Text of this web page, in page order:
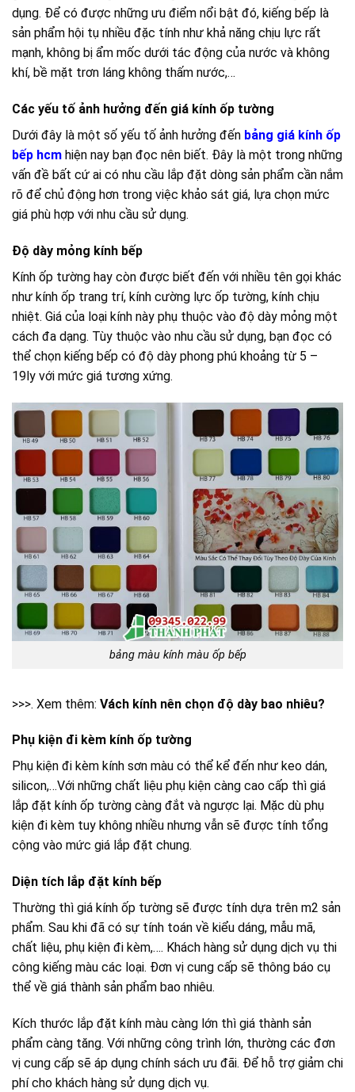
dụng. Để có được những ưu điểm nổi bật đó, kiếng bếp là
sản phẩm hội tụ nhiều đặc tính như khả năng chịu lực rất
mạnh, không bị ẩm mốc dưới tác động của nước và không
khí, bề mặt trơn láng không thấm nước,…
Các yếu tố ảnh hưởng đến giá kính ốp tường
Dưới đây là một số yếu tố ảnh hưởng đến bảng giá kính ốp
bếp hcm hiện nay bạn đọc nên biết. Đây là một trong những
vấn đề bất cứ ai có nhu cầu lắp đặt dòng sản phẩm cần nắm
rõ để chủ động hơn trong việc khảo sát giá, lựa chọn mức
giá phù hợp với nhu cầu sử dụng.
Độ dày mỏng kính bếp
Kính ốp tường hay còn được biết đến với nhiều tên gọi khác
như kính ốp trang trí, kính cường lực ốp tường, kính chịu
nhiệt. Giá của loại kính này phụ thuộc vào độ dày mỏng một
cách đa dạng. Tùy thuộc vào nhu cầu sử dụng, bạn đọc có
thể chọn kiếng bếp có độ dày phong phú khoảng từ 5 –
19ly với mức giá tương xứng.
bảng màu kính màu ốp bếp
>>>. Xem thêm: Vách kính nên chọn độ dày bao nhiêu?
Phụ kiện đi kèm kính ốp tường
Phụ kiện đi kèm kính sơn màu có thể kể đến như keo dán,
silicon,…Với những chất liệu phụ kiện càng cao cấp thì giá
lắp đặt kính ốp tường càng đắt và ngược lại. Mặc dù phụ
kiện đi kèm tuy không nhiều nhưng vẫn sẽ được tính tổng
cộng vào mức giá lắp đặt chung.
Diện tích lắp đặt kính bếp
Thường thì giá kính ốp tường sẽ được tính dựa trên m2 sản
phẩm. Sau khi đã có sự tính toán về kiểu dáng, mẫu mã,
chất liệu, phụ kiện đi kèm,…. Khách hàng sử dụng dịch vụ thi
công kiếng màu các loại. Đơn vị cung cấp sẽ thông báo cụ
thể về giá thành sản phẩm bao nhiêu.
Kích thước lắp đặt kính màu càng lớn thì giá thành sản
phẩm càng tăng. Với những công trình lớn, thường các đơn
vị cung cấp sẽ áp dụng chính sách ưu đãi. Để hỗ trợ giảm chi
phí cho khách hàng sử dụng dịch vụ.